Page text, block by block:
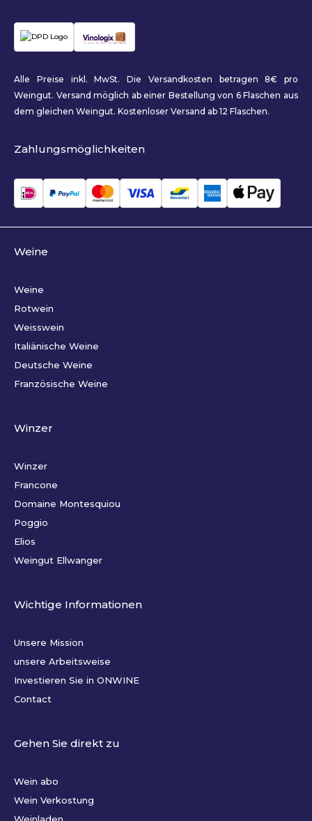
Alle Preise inkl. MwSt. Die Versandkosten betragen 8€ pro
Weingut. Versand möglich ab einer Bestellung von 6 Flaschen aus
dem gleichen Weingut. Kostenloser Versand ab 12 Flaschen.
Zahlungsmöglichkeiten
Weine
Weine
Rotwein
Weisswein
Italiänische Weine
Deutsche Weine
Französische Weine
Winzer
Winzer
Francone
Domaine Montesquiou
Poggio
Elios
Weingut Ellwanger
Wichtige Informationen
Unsere Mission
unsere Arbeitsweise
Investieren Sie in ONWINE
Contact
Gehen Sie direkt zu
Wein abo
Wein Verkostung